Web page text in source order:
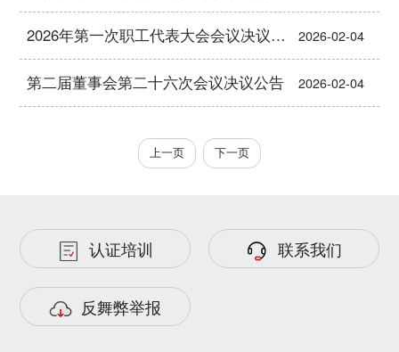
2026年第一次职工代表大会会议决议公告 2026-02-04
第二届董事会第二十六次会议决议公告 2026-02-04
上一页 下一页
认证培训 联系我们
反舞弊举报